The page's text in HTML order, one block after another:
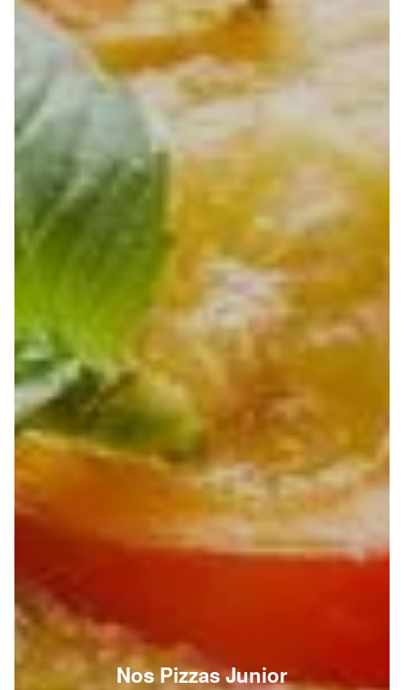
Nos Pizzas Junior